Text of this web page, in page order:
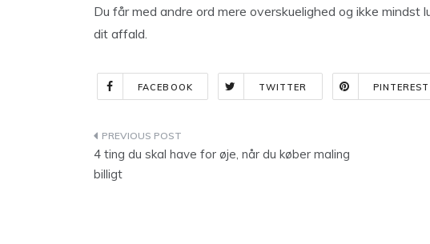
Du får med andre ord mere overskuelighed og ikke
dit affald.
FACEBOOK TWITTER PINTEREST
Indlægsnavigation
4 ting du skal have for øje, når du køber maling
billigt